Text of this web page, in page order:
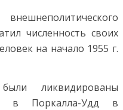
численность своих
на начало 1955 г.
ликвидированы
в Поркалла-Удд в